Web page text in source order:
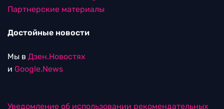
Партнерские материалы
Достойные новости
Мы в Дзен.Новостях
и Google.News
Уведомление об использовании рекомендательных